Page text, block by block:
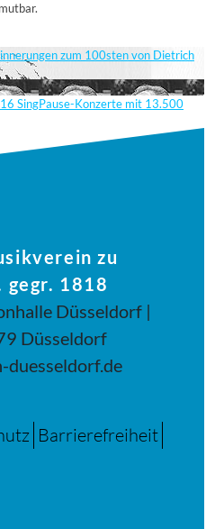
zum 100sten von Dietrich
SingPause-Konzerte mit 13.500
zu
gegr. 1818
Düsseldorf |
Düsseldorf
duesseldorf.de
Barrierefreiheit